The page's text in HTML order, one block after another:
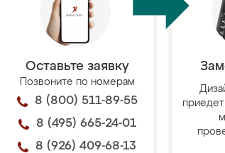
Оставьте заявку
Позвоните по номерам
8 (800) 511-89-55
8 (495) 665-24-01
8 (926) 409-68-13